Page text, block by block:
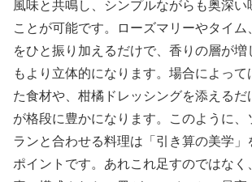
風味と共鳴し、シンプルながらも奥深い
ことが可能です。ローズマリーやタイ
をひと振り加えるだけで、香りの層が増
もより立体的になります。場合によって
た食材や、柑橘ドレッシングを添えるだ
が格段に豊かになります。このように、
ランと合わせる料理は「引き算の美学」
ポイントです。あれこれ足すのではなく